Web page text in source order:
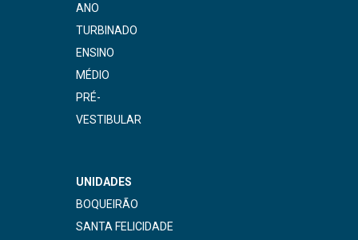
ANO
TURBINADO
ENSINO
MÉDIO
PRÉ-
VESTIBULAR
UNIDADES
BOQUEIRÃO
SANTA FELICIDADE